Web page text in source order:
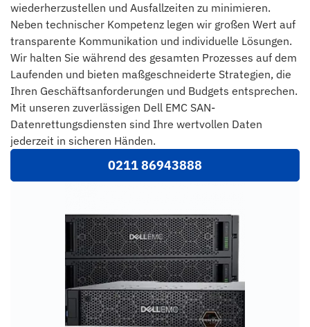
wiederherzustellen und Ausfallzeiten zu minimieren.
Neben technischer Kompetenz legen wir großen Wert auf
transparente Kommunikation und individuelle Lösungen.
Wir halten Sie während des gesamten Prozesses auf dem
Laufenden und bieten maßgeschneiderte Strategien, die
Ihren Geschäftsanforderungen und Budgets entsprechen.
Mit unseren zuverlässigen Dell EMC SAN-
Datenrettungsdiensten sind Ihre wertvollen Daten
jederzeit in sicheren Händen.
0211 86943888